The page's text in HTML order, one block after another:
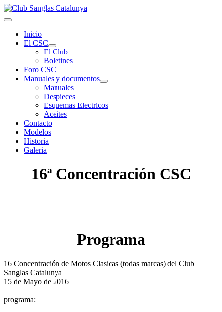
Inicio
El CSC
El Club
Boletines
Foro CSC
Manuales y documentos
Manuales
Despieces
Esquemas Electricos
Aceites
Contacto
Modelos
Historia
Galeria
16ª Concentración CSC
Programa
16 Concentración de Motos Clasicas (todas marcas) del Club
Sanglas Catalunya
15 de Mayo de 2016
programa: